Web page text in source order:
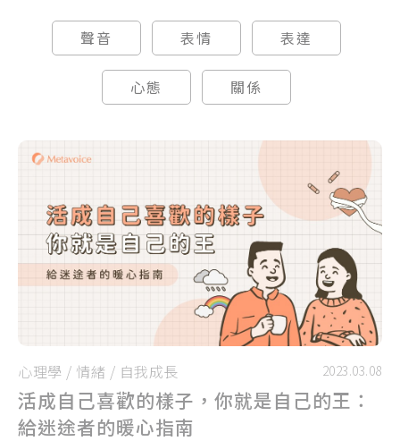
聲音 表情 表達
心態 關係
心理學 / 情緒 / 自我成長 2023.03.08
活成自己喜歡的樣子，你就是自己的王：
給迷途者的暖心指南